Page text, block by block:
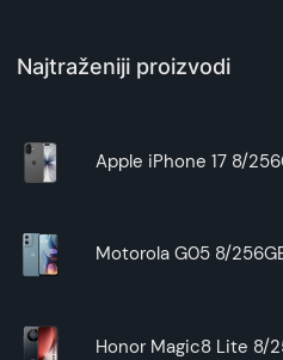
Najtraženiji proizvodi
Apple iPhone 17 8/
Motorola G05 8/
Honor Magic8 Lite 8/